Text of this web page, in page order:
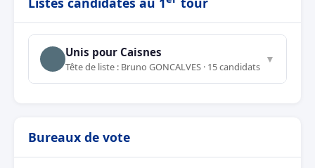
Unis pour Caisnes
Tête de liste : Bruno GONCALVES · 15 candidats
▼
Bureaux de vote